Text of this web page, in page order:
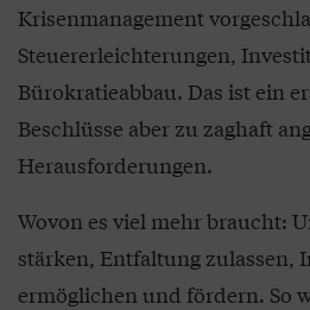
Krisenmanagement
Steuererleichterungen,
Bürokratieabbau. Das ist ein
Beschlüsse aber zu zaghaft
Herausforderungen.
Wovon es viel mehr braucht:
stärken, Entfaltung zulassen,
ermöglichen und fördern. So